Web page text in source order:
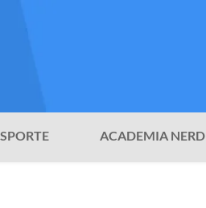
ACADEMIA NERD